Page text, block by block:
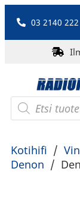
03 2140 222
Kotihifi /
Denon /